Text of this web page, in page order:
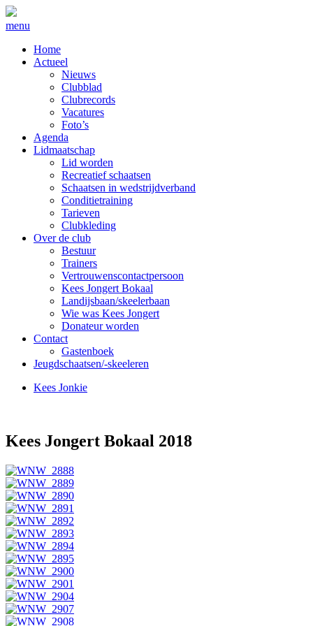
menu
Home
Actueel
Nieuws
Clubblad
Clubrecords
Vacatures
Foto’s
Agenda
Lidmaatschap
Lid worden
Recreatief schaatsen
Schaatsen in wedstrijdverband
Conditietraining
Tarieven
Clubkleding
Over de club
Bestuur
Trainers
Vertrouwenscontactpersoon
Kees Jongert Bokaal
Landijsbaan/skeelerbaan
Wie was Kees Jongert
Donateur worden
Contact
Gastenboek
Jeugdschaatsen/-skeeleren
Kees Jonkie
Kees Jongert Bokaal 2018